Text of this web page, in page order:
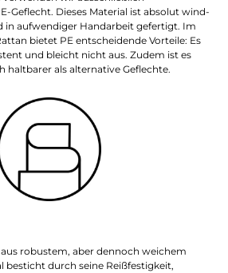
Geflecht. Dieses Material ist absolut wind-
in aufwendiger Handarbeit gefertigt. Im
bietet PE entscheidende Vorteile: Es
und bleicht nicht aus. Zudem ist es
haltbarer als alternative Geflechte.
robustem, aber dennoch weichem
besticht durch seine Reißfestigkeit,